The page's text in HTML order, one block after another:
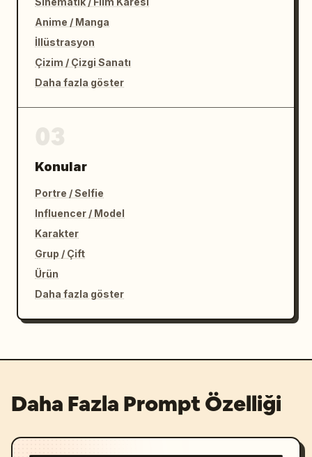
Anime / Manga
İllüstrasyon
Çizim / Çizgi Sanatı
Daha fazla göster
Konular
Portre / Selfie
Influencer / Model
Karakter
Grup / Çift
Ürün
Daha fazla göster
Daha Fazla Prompt Özelliği